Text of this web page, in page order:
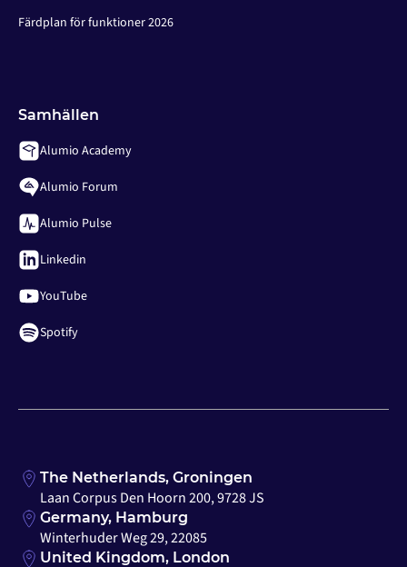
Färdplan för funktioner 2026
Samhällen
Alumio Academy
Alumio Forum
Alumio Pulse
Linkedin
YouTube
Spotify
The Netherlands, Groningen
Laan Corpus Den Hoorn 200, 9728 JS
Germany, Hamburg
Winterhuder Weg 29, 22085
United Kingdom, London